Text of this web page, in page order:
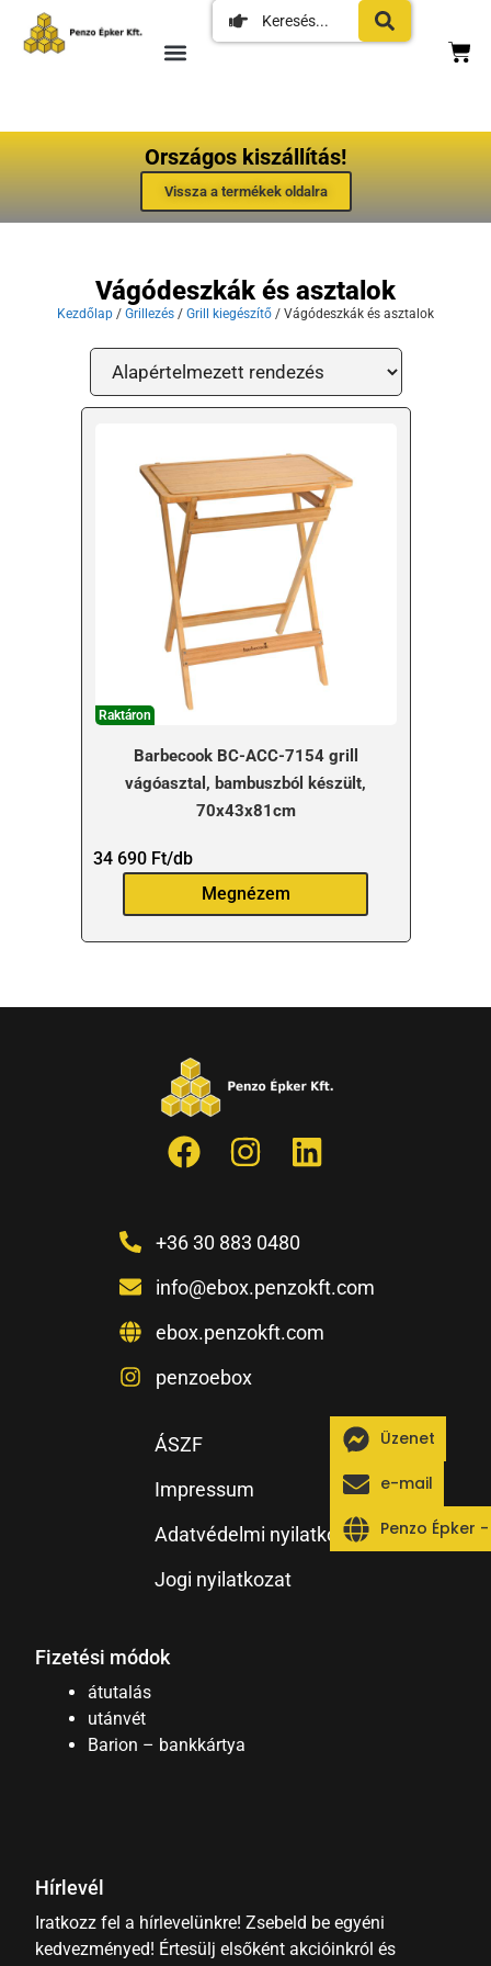
Országos kiszállítás!
Vissza a termékek oldalra
Vágódeszkák és asztalok
Kezdőlap / Grillezés / Grill kiegészítő / Vágódeszkák és asztalok
Raktáron
Barbecook BC-ACC-7154 grill
vágóasztal, bambuszból készült,
70x43x81cm
34 690 Ft/db
Megnézem
+36 30 883 0480
info@ebox.penzokft.com
ebox.penzokft.com
penzoebox
ÁSZF
Impressum
Adatvédelmi nyilatkozat
Jogi nyilatkozat
Fizetési módok
átutalás
utánvét
Barion – bankkártya
Hírlevél
Iratkozz fel a hírlevelünkre! Zsebeld be egyéni
kedvezményed! Értesülj elsőként akcióinkról és
Üzenet
e-mail
Penzo Épker